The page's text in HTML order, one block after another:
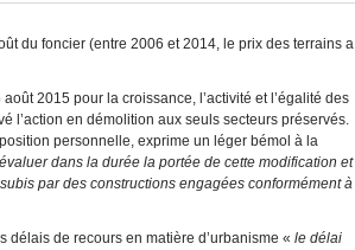
du foncier (entre 2006 et 2014, le prix des terrains a
2015 pour la croissance, l’activité et l’égalité des
l’action en démolition aux seuls secteurs préservés.
personnelle, exprime un léger bémol à la
dans la durée la portée de cette modification et
par des constructions engagées conformément à
de recours en matière d’urbanisme « le délai